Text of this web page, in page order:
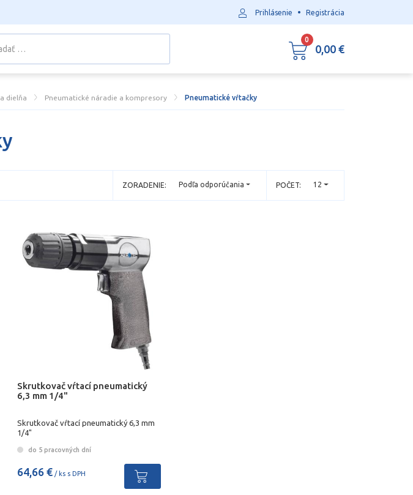
dielňa Pneumatické náradie a kompresory Pneumatické vŕtačky
POČET: 12
ZORADENIE: Podľa odporúčania
Skrutkovač vŕtací pneumatický
6,3 mm 1/4"
Skrutkovač vŕtací pneumatický 6,3 mm
1/4"
do 5 pracovných dní
64,66 €/ ks s DPH
Prihlásenie • Registrácia
0
0,00 €